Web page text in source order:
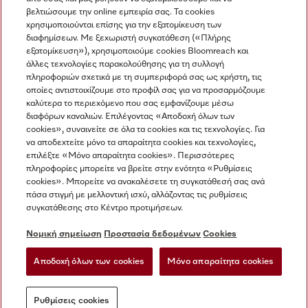
Η εταιρεία μας
Όροι και Προϋποθέσεις
Προστασία δεδομένων
Όροι Χρήσης
Δήλωση Προσβασιμότητας
Νόμος για τις ψηφιακές υπηρεσίες
Ρυθμίσεις cookies
Miele στο Instagram
Miele στο Facebook
Miele στο Youtube
βελτιώσουμε την online εμπειρία σας. Τα cookies
χρησιμοποιούνται επίσης για την εξατομίκευση των
διαφημίσεων. Με ξεχωριστή συγκατάθεση («Πλήρης
εξατομίκευση»), χρησιμοποιούμε cookies Bloomreach και
άλλες τεχνολογίες παρακολούθησης για τη συλλογή
πληροφοριών σχετικά με τη συμπεριφορά σας ως χρήστη, τις
οποίες αντιστοιχίζουμε στο προφίλ σας για να προσαρμόζουμε
καλύτερα το περιεχόμενο που σας εμφανίζουμε μέσω
διαφόρων καναλιών. Επιλέγοντας «Αποδοχή όλων των
cookies», συναινείτε σε όλα τα cookies και τις τεχνολογίες. Για
να αποδεχτείτε μόνο τα απαραίτητα cookies και τεχνολογίες,
επιλέξτε «Μόνο απαραίτητα cookies». Περισσότερες
πληροφορίες μπορείτε να βρείτε στην ενότητα «Ρυθμίσεις
cookies». Μπορείτε να ανακαλέσετε τη συγκατάθεσή σας ανά
πάσα στιγμή με μελλοντική ισχύ, αλλάζοντας τις ρυθμίσεις
συγκατάθεσης στο Κέντρο προτιμήσεων.
Νομική σημείωση Προστασία δεδομένων Cookies
Αποδοχή όλων των cookies Μόνο απαραίτητα cookies
Ρυθμίσεις cookies